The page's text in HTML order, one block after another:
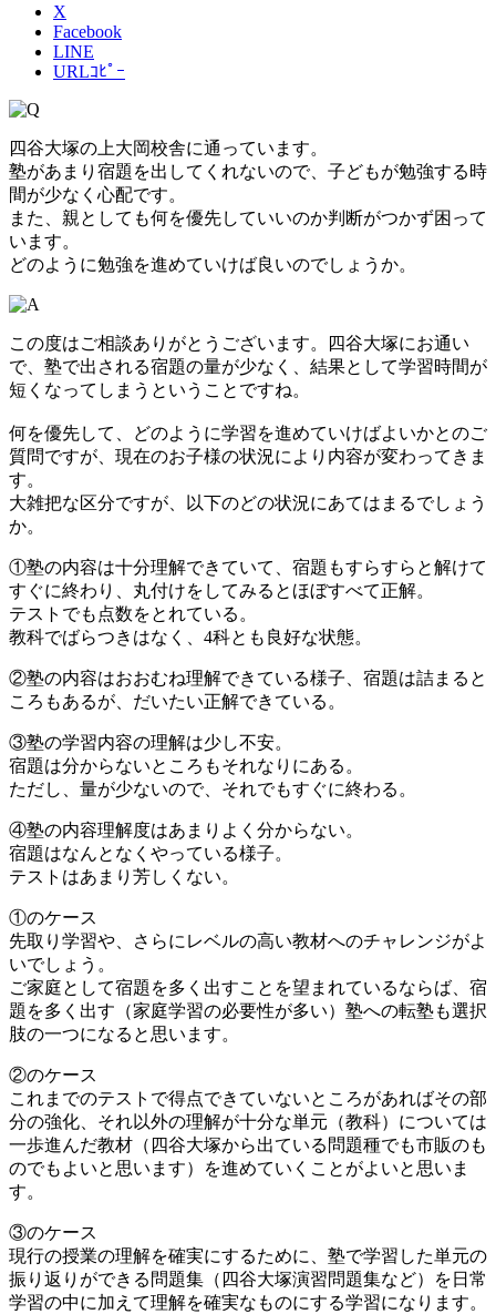
X
Facebook
LINE
URLｺﾋﾟｰ
四谷大塚の上大岡校舎に通っています。
塾があまり宿題を出してくれないので、子どもが勉強する時
間が少なく心配です。
また、親としても何を優先していいのか判断がつかず困って
います。
どのように勉強を進めていけば良いのでしょうか。
この度はご相談ありがとうございます。四谷大塚にお通い
で、塾で出される宿題の量が少なく、結果として学習時間が
短くなってしまうということですね。
何を優先して、どのように学習を進めていけばよいかとのご
質問ですが、現在のお子様の状況により内容が変わってきま
す。
大雑把な区分ですが、以下のどの状況にあてはまるでしょう
か。
①塾の内容は十分理解できていて、宿題もすらすらと解けて
すぐに終わり、丸付けをしてみるとほぼすべて正解。
テストでも点数をとれている。
教科でばらつきはなく、4科とも良好な状態。
②塾の内容はおおむね理解できている様子、宿題は詰まると
ころもあるが、だいたい正解できている。
③塾の学習内容の理解は少し不安。
宿題は分からないところもそれなりにある。
ただし、量が少ないので、それでもすぐに終わる。
④塾の内容理解度はあまりよく分からない。
宿題はなんとなくやっている様子。
テストはあまり芳しくない。
①のケース
先取り学習や、さらにレベルの高い教材へのチャレンジがよ
いでしょう。
ご家庭として宿題を多く出すことを望まれているならば、宿
題を多く出す（家庭学習の必要性が多い）塾への転塾も選択
肢の一つになると思います。
②のケース
これまでのテストで得点できていないところがあればその部
分の強化、それ以外の理解が十分な単元（教科）については
一歩進んだ教材（四谷大塚から出ている問題種でも市販のも
のでもよいと思います）を進めていくことがよいと思いま
す。
③のケース
現行の授業の理解を確実にするために、塾で学習した単元の
振り返りができる問題集（四谷大塚演習問題集など）を日常
学習の中に加えて理解を確実なものにする学習になります。